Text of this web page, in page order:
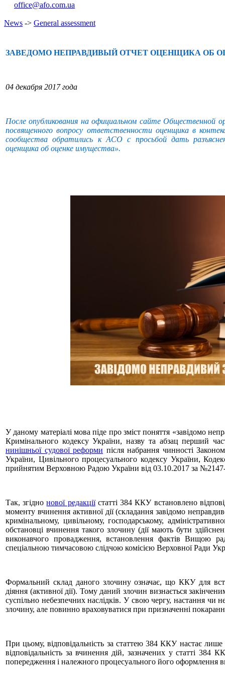
office@afo.com.ua
News -> General assessment
ЗАВЕДОМО НЕПРАВДИВЫЙ ОТЧЕТ ОЦЕНЩИКА ОБ
04 декабря 2017 года
После опубликования на официальном сайте Общественной
посвященного вопросу ответственности оценщика в
сообщества обратились к АСО с просьбой дать
оценщика об оценке имущества».
У даному матеріалі мова піде про зміст поняття «завідомо
Кримінального кодексу України, назву та абзац перший
нинішньої судової реформи після набрання чинності
України, Цивільного процесуального кодексу України,
прийнятим Верховною Радою України від 03.10.2017 за
Так, згіднонової редакціїстатті 384 ККУ встановлено
моменту вчинення активної дії (складання завідомо
кримінальному, цивільному, господарському,
обстановці вчинення такого злочину (дії мають бути
виконавчого провадження, встановлення фактів Вищою
спеціальною тимчасовою слідчою комісією Верховної Ради
Формальний склад даного злочину означає, що ККУ для
діяння (активної дії). Тому даний злочин визнається
суспільно небезпечних наслідків. У свою чергу, настання чи
злочину, але повинно враховуватися при призначенні
При цьому, відповідальність за статтею 384 ККУ настає
відповідальність за вчинення дій, зазначених у статті 384
попередження і належного процесуального його оформлення